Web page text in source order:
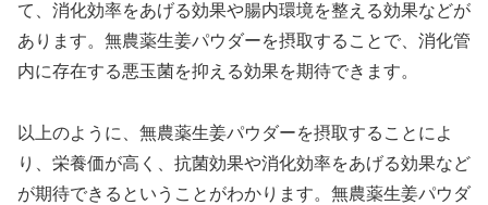
て、消化効率をあげる効果や腸内環境を整える効果などが
あります。無農薬生姜パウダーを摂取することで、消化管
内に存在する悪玉菌を抑える効果を期待できます。
以上のように、無農薬生姜パウダーを摂取することによ
り、栄養価が高く、抗菌効果や消化効率をあげる効果など
が期待できるということがわかります。無農薬生姜パウダ